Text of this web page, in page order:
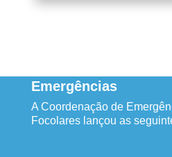
Emergências
A Coordenação de
Focolares lançou as